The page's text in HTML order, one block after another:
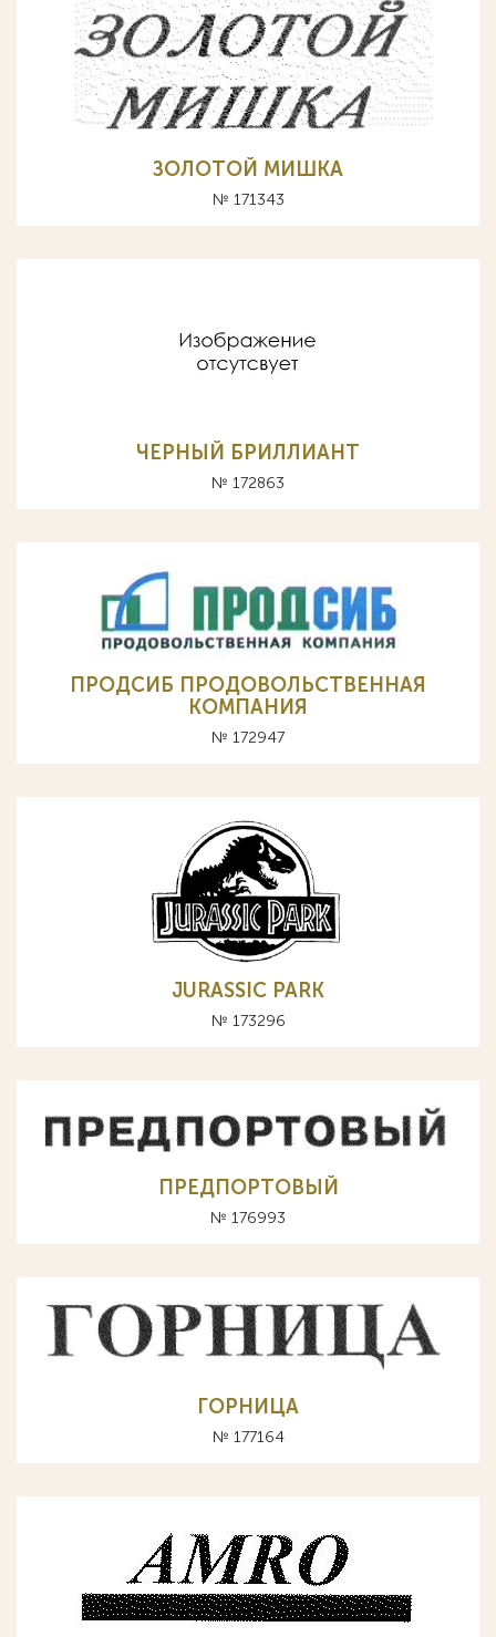
ЗОЛОТОЙ МИШКА
№ 171343
ЧЕРНЫЙ БРИЛЛИАНТ
№ 172863
ПРОДСИБ ПРОДОВОЛЬСТВЕННАЯ
КОМПАНИЯ
№ 172947
JURASSIC PARK
№ 173296
ПРЕДПОРТОВЫЙ
№ 176993
ГОРНИЦА
№ 177164